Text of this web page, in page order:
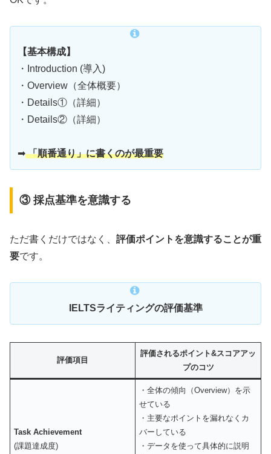
【基本構成】
・Introduction (導入)
・Overview（全体概要）
・Details①（詳細）
・Details②（詳細）
➡ 「順番通り」に書くのが最重要
③ 採点基準を意識する
ただ書くだけではなく、 評価ポイントを意識することが重
要です。
IELTSライティングの評価基準
評価項目
評価されるポイント&スコアアッ
プのコツ
Task Achievement
(課題達成度)
・全体の傾向（Overview）を示
せている
・主要なポイントを漏れなくカ
バーしている
・データを使って具体的に説明